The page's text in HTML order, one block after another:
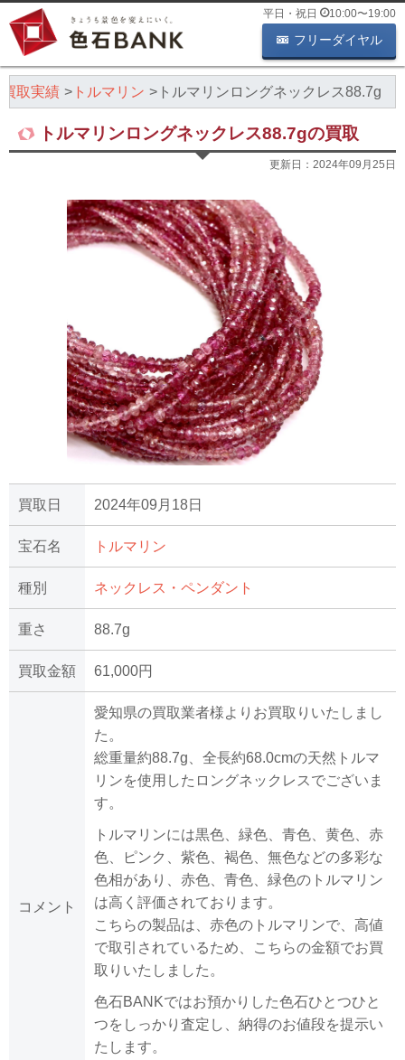
平日・祝日 10:00〜19:00
フリーダイヤル
取実績 トルマリン トルマリンロングネックレス88.7g
トルマリンロングネックレス88.7gの買取
更新日： 2024年09月25日
買取日 2024年09月18日
宝石名 トルマリン
種別 ネックレス・ペンダント
重さ 88.7g
買取金額 61,000円
コメント
愛知県の買取業者様よりお買取りいたしまし
た。
総重量約88.7g、全長約68.0cmの天然トルマ
リンを使用したロングネックレスでございま
す。
トルマリンには黒色、緑色、青色、黄色、赤
色、ピンク、紫色、褐色、無色などの多彩な
色相があり、赤色、青色、緑色のトルマリン
は高く評価されております。
こちらの製品は、赤色のトルマリンで、高値
で取引されているため、こちらの金額でお買
取りいたしました。
色石BANKではお預かりした色石ひとつひと
つをしっかり査定し、納得のお値段を提示い
たします。